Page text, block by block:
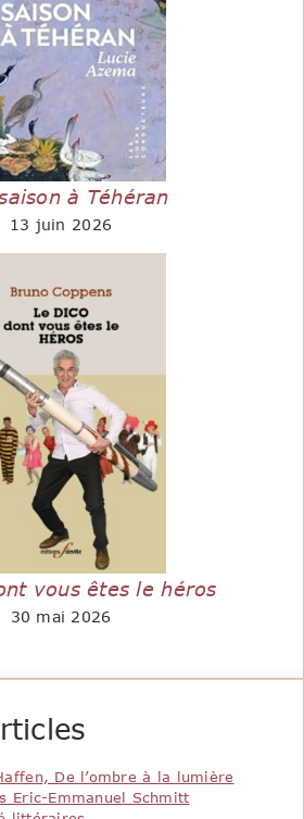
à Téhéran
13 juin 2026
vous êtes le héros
30 mai 2026
De l’ombre à la lumière
Eric-Emmanuel Schmitt